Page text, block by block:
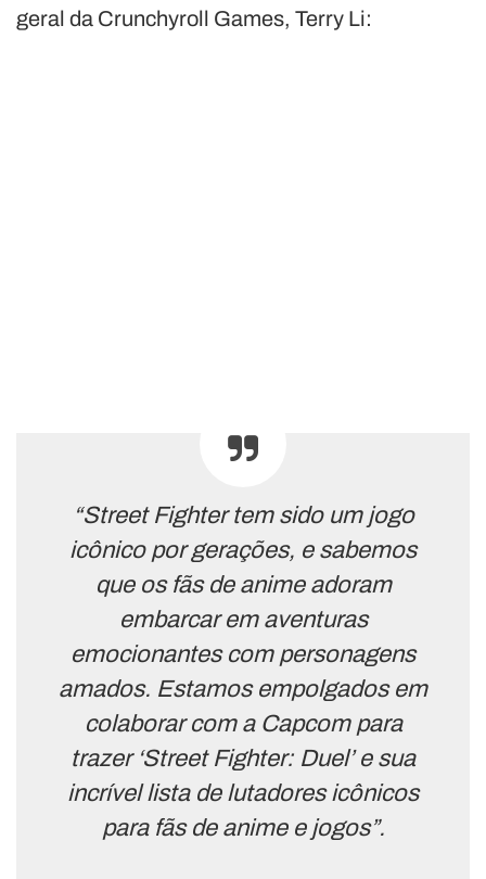
geral da Crunchyroll Games, Terry Li:
“Street Fighter tem sido um jogo
icônico por gerações, e sabemos
que os fãs de anime adoram
embarcar em aventuras
emocionantes com personagens
amados. Estamos empolgados em
colaborar com a Capcom para
trazer ‘Street Fighter: Duel’ e sua
incrível lista de lutadores icônicos
para fãs de anime e jogos”.